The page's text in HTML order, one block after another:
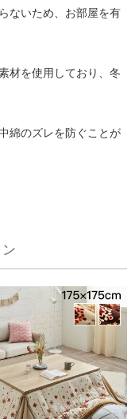
ないため、お部屋を有
材を使用しており、冬
綿のズレを防ぐことが